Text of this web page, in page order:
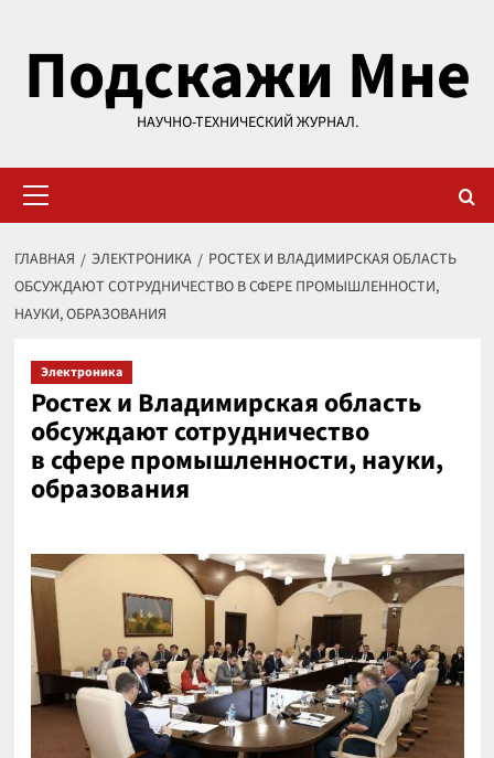
содержимому
Подскажи Мне
НАУЧНО-ТЕХНИЧЕСКИЙ ЖУРНАЛ.
меню
ГЛАВНАЯ ЭЛЕКТРОНИКА
РОСТЕХ И ВЛАДИМИРСКАЯ ОБЛАСТЬ
ОБСУЖДАЮТ СОТРУДНИЧЕСТВО В СФЕРЕ ПРОМЫШЛЕННОСТИ,
НАУКИ, ОБРАЗОВАНИЯ
Электроника
Ростех и Владимирская область
обсуждают сотрудничество
в сфере промышленности, науки,
образования